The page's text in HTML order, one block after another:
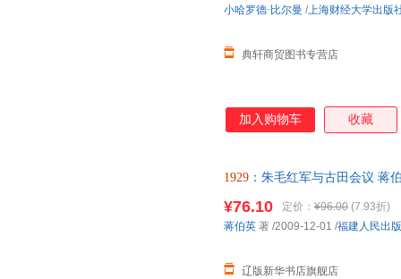
典轩商贸图书专营店
小哈罗德·比尔曼 /上海财经大学出版
加入购物车 收藏
1929 ：朱毛红军与古田会议 蒋
¥76.10 定价： ¥96.00 (7.93折)
辽版新华书店旗舰店
蒋伯英 著 /2009-12-01 /福建人民出